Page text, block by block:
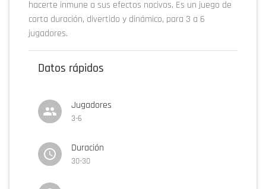
hacerte inmune a sus efectos nocivos. Es un juego de
corta duración, divertido y dinámico, para 3 a 6
jugadores.
Datos rápidos
Jugadores
3-6
Duración
30-30